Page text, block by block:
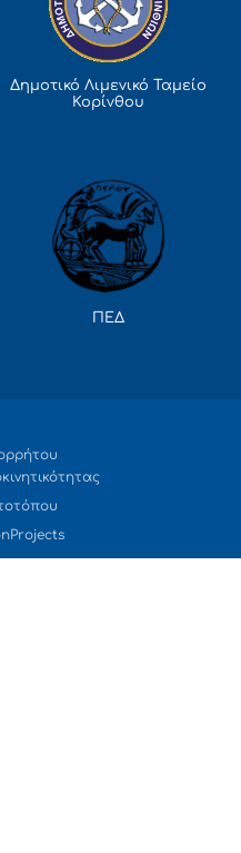
Δημοτικό Λιμενικό Ταμείο
Κορίνθου
ΠΕΔ